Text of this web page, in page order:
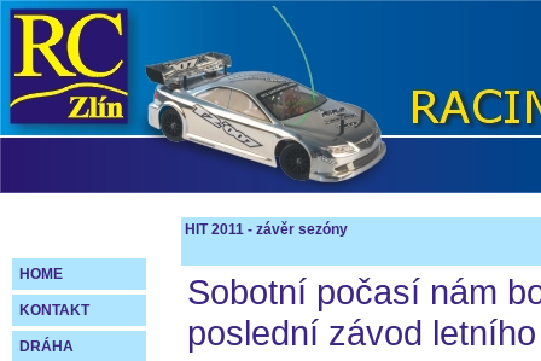
HOME
KONTAKT
DRÁHA
HIT 2011 - závěr sezóny
Sobotní počasí nám
poslední závod